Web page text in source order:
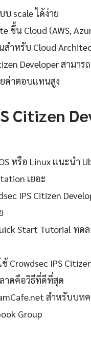
scale ได้ง่าย
ขึ้น Cloud (AWS,
สำหรับ Cloud
Developer สามา
ค่าตอบแทนสูง
Citizen
หรือ Linux แนะนำ
เยอะ
IPS Citizen
Start Tutorial ทด
Crowdsec IPS
าดคือวิธีที่ดีที่สุด
สำหรับบท
Group